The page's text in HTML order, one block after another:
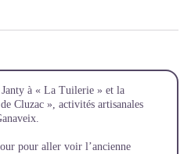
à « La Tuilerie » et la
Cluzac », activités artisanales
pour aller voir l’ancienne